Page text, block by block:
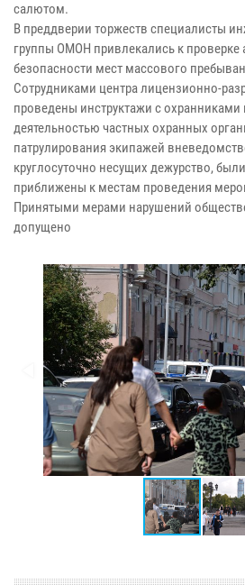
салютом.
В преддверии торжеств специалисты
группы ОМОН привлекались к проверке
безопасности мест массового
Сотрудниками центра лицензионно-
проведены инструктажи с охранниками
деятельностью частных охранных
патрулирования экипажей
круглосуточно несущих дежурство,
приближены к местам проведения
Принятыми мерами нарушений
допущено